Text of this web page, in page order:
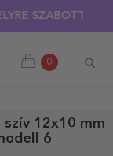
PÓLÓRA 30%-
0
12x10 mm
6